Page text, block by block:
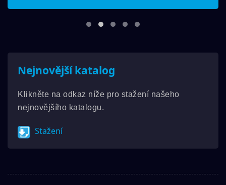
Nejnovější katalog
Klikněte na odkaz níže pro stažení našeho
nejnovějšího katalogu.
Stažení